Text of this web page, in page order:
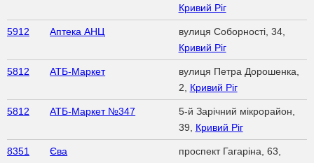
Кривий Ріг
5912 Аптека АНЦ
вулиця Соборності, 34,
Кривий Ріг
5812 АТБ-Маркет
вулиця Петра Дорошенка,
2, Кривий Ріг
5812 АТБ-Маркет №347
5-й Зарічний мікрорайон,
39, Кривий Ріг
8351 Єва
проспект Гагаріна, 63,